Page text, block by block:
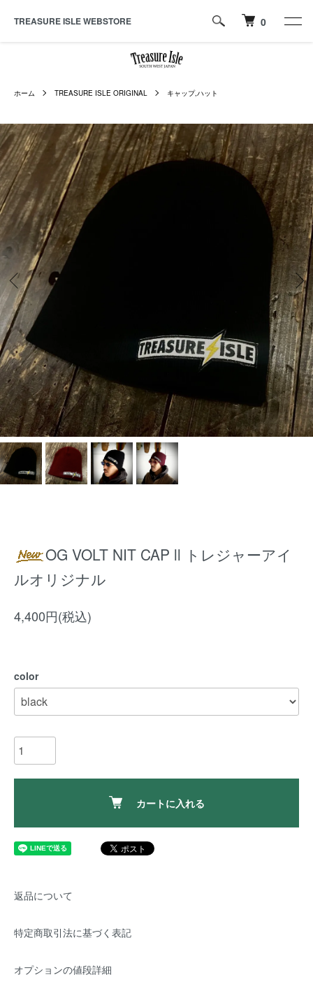
TREASURE ISLE WEBSTORE 0
ホーム TREASURE ISLE ORIGINAL キャップ,ハット
OG VOLT NIT CAP ll トレジャーアイ
ルオリジナル
4,400円(税込)
color
カートに入れる
返品について
特定商取引法に基づく表記
オプションの値段詳細